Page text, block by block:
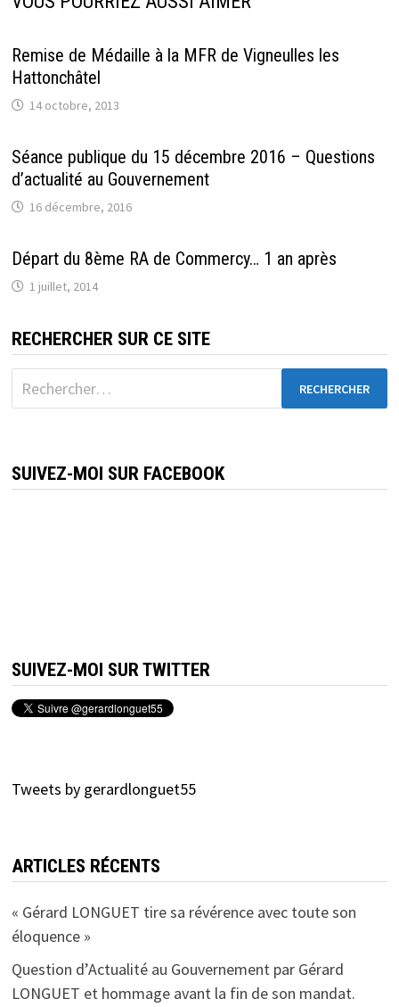
Remise de Médaille à la MFR de Vigneulles les
Hattonchâtel
14 octobre, 2013
Séance publique du 15 décembre 2016 – Questions
d’actualité au Gouvernement
16 décembre, 2016
Départ du 8ème RA de Commercy… 1 an après
1 juillet, 2014
RECHERCHER SUR CE SITE
Rechercher :
SUIVEZ-MOI SUR FACEBOOK
SUIVEZ-MOI SUR TWITTER
Tweets by gerardlonguet55
ARTICLES RÉCENTS
« Gérard LONGUET tire sa révérence avec toute son
éloquence »
Question d’Actualité au Gouvernement par Gérard
LONGUET et hommage avant la fin de son mandat.